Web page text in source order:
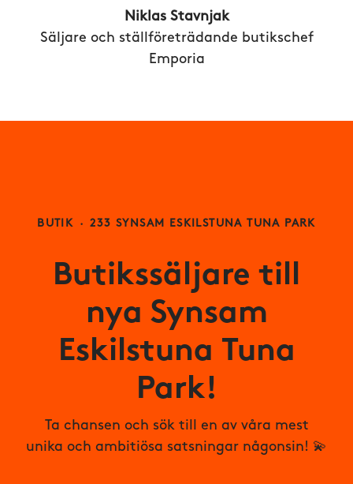
Niklas Stavnjak
Säljare och ställföreträdande butikschef
Emporia
BUTIK · 233 SYNSAM ESKILSTUNA TUNA PARK
Butikssäljare till
nya Synsam
Eskilstuna Tuna
Park!
Ta chansen och sök till en av våra mest
unika och ambitiösa satsningar någonsin! 💫